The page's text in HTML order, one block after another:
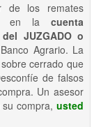
de los remates
en la cuenta
JUZGADO o
Agrario. La
cerrado que
de falsos
Un asesor
compra, usted